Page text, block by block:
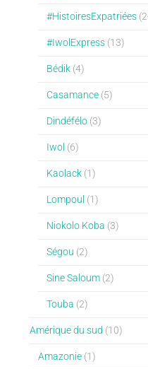
#HistoiresExpatriées
#IwolExpress(13)
Bédik(4)
Casamance(5)
Dindéfélo(3)
Iwol (6)
Kaolack(1)
Lompoul (1)
Niokolo Koba (3)
Ségou (2)
Sine Saloum(2)
Touba (2)
Amérique du sud (10)
Amazonie(1)